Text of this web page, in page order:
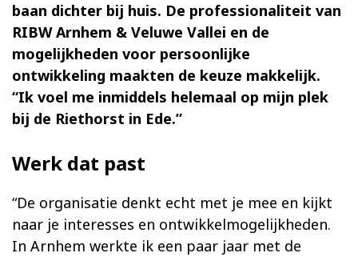
baan dichter bij huis. De professionaliteit van
RIBW Arnhem & Veluwe Vallei en de
mogelijkheden voor persoonlijke
ontwikkeling maakten de keuze makkelijk.
“Ik voel me inmiddels helemaal op mijn plek
bij de Riethorst in Ede.”
Werk dat past
“De organisatie denkt echt met je mee en kijkt
naar je interesses en ontwikkelmogelijkheden.
In Arnhem werkte ik een paar jaar met de